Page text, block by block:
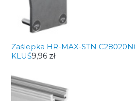
Zaślepka HR-MAX-STN
KLUŚ9,96 zł